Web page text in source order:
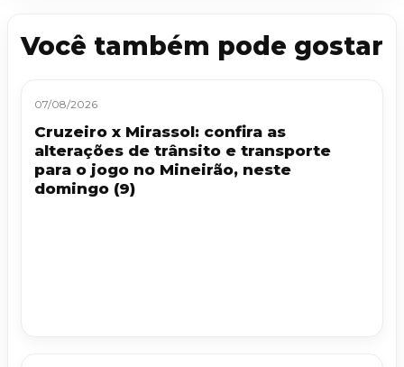
Você também pode gostar
07/08/2026
Cruzeiro x Mirassol: confira as
alterações de trânsito e transporte
para o jogo no Mineirão, neste
domingo (9)